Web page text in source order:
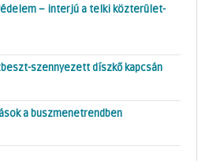
– interjú a telki közterület-
szennyezett díszkő kapcsán
a buszmenetrendben